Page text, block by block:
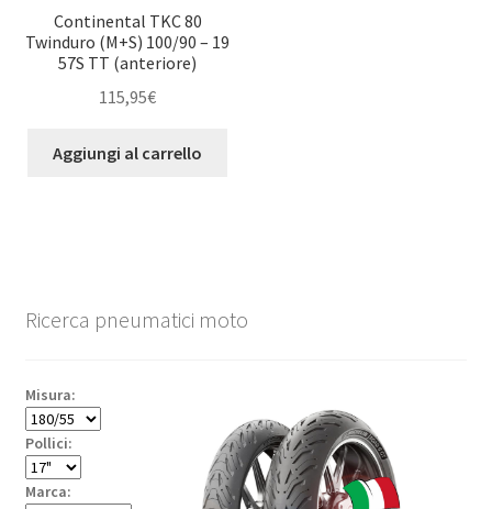
Continental TKC 80
Twinduro (M+S) 100/90 – 19
57S TT (anteriore)
115,95€
Aggiungi al carrello
Ricerca pneumatici moto
Misura:
Pollici:
Marca: